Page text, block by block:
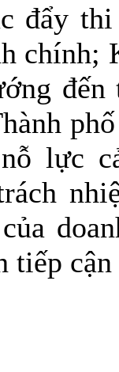
đẩy
chính;
lực
tiếp